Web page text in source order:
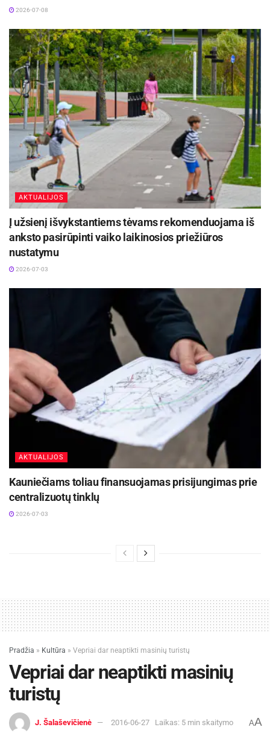
2026-07-08
AKTUALIJOS
Į užsienį išvykstantiems tėvams rekomenduojama iš
anksto pasirūpinti vaiko laikinosios priežiūros
nustatymu
2026-07-03
AKTUALIJOS
Kauniečiams toliau finansuojamas prisijungimas prie
centralizuotų tinklų
2026-07-03
Pradžia » Kultūra » Vepriai dar neaptikti masinių turistų
Vepriai dar neaptikti masinių
turistų
J. Šalaševičienė 2016-06-27 Laikas: 5 min skaitymo AA